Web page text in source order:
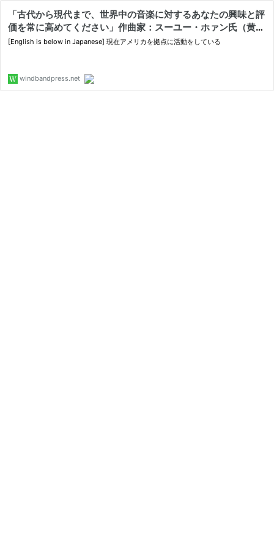
「古代から現代まで、世界中の音楽に対するあなたの興味と評
価を常に高めてください」作曲家：スーユー・ホァン氏（黄思
瑜：Ssu-Yu Huang）インタビュー - 吹奏楽・管楽器・打楽
[English is below in Japanese] 現在アメリカを拠点に活動をしている
windbandpress.net